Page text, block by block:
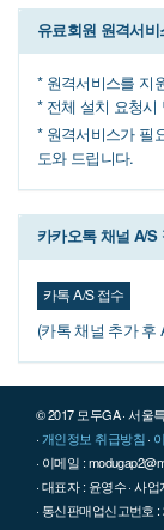
유료회원 원격서비
* 원격서비스를 지
* 전체 설치 요청시
* 원격서비스가 필
도와 드립니다.
카카오톡 채널 A/S
카톡 A/S 접수
(카톡 채널 추가 후
© 2017 모두GA · 서울
· 개인정보 취급방침 ·
· 이메일 :
· 대표자 : 윤영수 · 사
· 통신판매업신고번호 :